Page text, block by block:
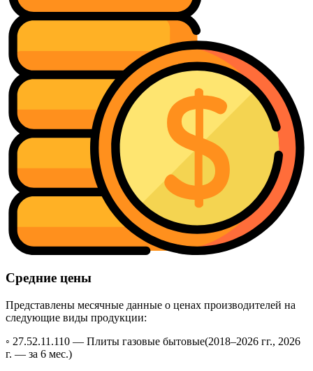
Средние цены
Представлены месячные данные о ценах производителей на
следующие виды продукции:
◦ 27.52.11.110 — Плиты газовые бытовые(2018–2026 гг., 2026
г. — за 6 мес.)